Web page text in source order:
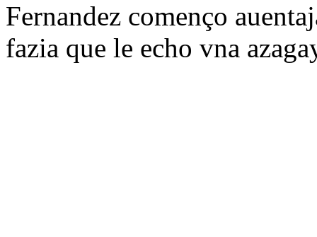
Fernandez començo
fazia que le echo vna